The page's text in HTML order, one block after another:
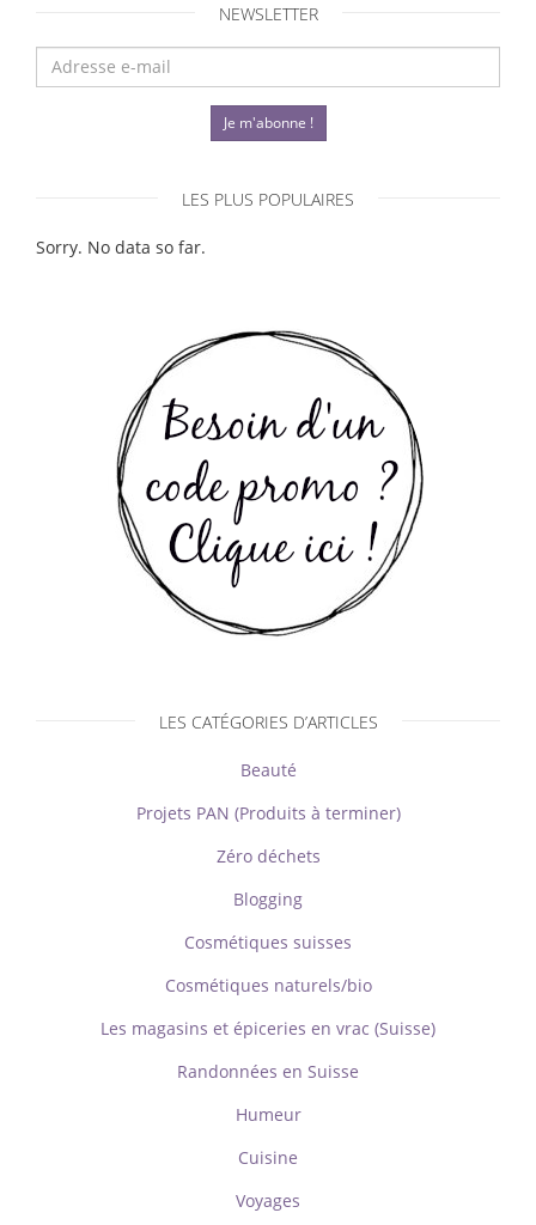
NEWSLETTER
Je m'abonne !
LES PLUS POPULAIRES
Sorry. No data so far.
LES CATÉGORIES D’ARTICLES
Beauté
Projets PAN (Produits à terminer)
Zéro déchets
Blogging
Cosmétiques suisses
Cosmétiques naturels/bio
Les magasins et épiceries en vrac (Suisse)
Randonnées en Suisse
Humeur
Cuisine
Voyages